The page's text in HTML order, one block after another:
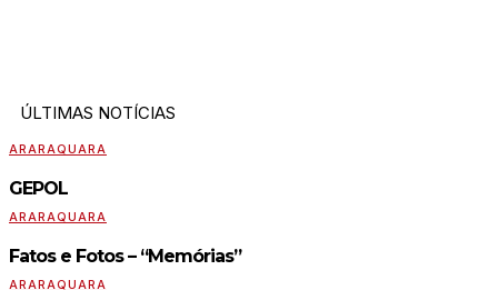
ÚLTIMAS NOTÍCIAS
ARARAQUARA
GEPOL
ARARAQUARA
Fatos e Fotos – “Memórias”
ARARAQUARA